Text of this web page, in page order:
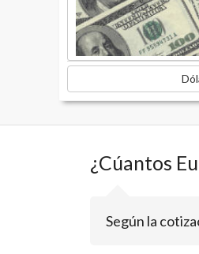
¿Cúantos
Según la